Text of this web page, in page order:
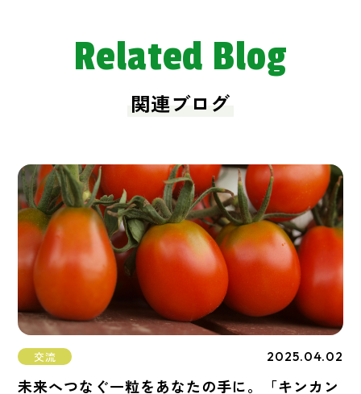
Related Blog
関連ブログ
交流 2025.04.02
未来へつなぐ一粒をあなたの手に。「キンカン